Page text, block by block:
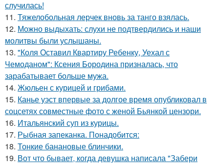
случилась!
11. Тяжелобольная лерчек вновь за танго взялась.
12. Можно выдыхать: слухи не подтвердились и наши
молитвы были услышаны.
13. "Коля Оставил Квартиру Ребенку, Уехал с
Чемоданом": Ксения Бородина призналась, что
зарабатывает больше мужа.
14. Жюльен с курицей и грибами.
15. Канье уэст впервые за долгое время опубликовал в
соцсетях совместные фото с женой Бьянкой цензори.
16. Итальянский суп из курицы.
17. Рыбная запеканка. Понадобится:
18. Тонкие банановые блинчики.
19. Вот что бывает, когда девушка написала "Забери